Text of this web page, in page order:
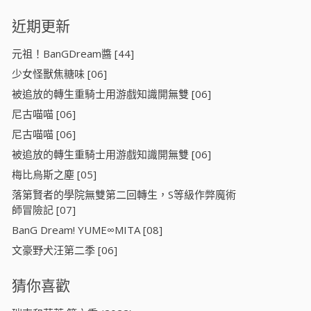
近期更新
元祖！BanGDream醬 [44]
少女怪獸焦糖味 [06]
被追放的轉生重騎士用游戲知識開無雙 [06]
尼古喵喵 [06]
尼古喵喵 [06]
被追放的轉生重騎士用游戲知識開無雙 [06]
梅比烏斯之塵 [05]
落第賢者的學院無雙第二回轉生，S等級作弊魔術
師冒險記 [07]
BanG Dream! YUME∞MITA [08]
文豪野犬汪第二季 [06]
猜你喜歡